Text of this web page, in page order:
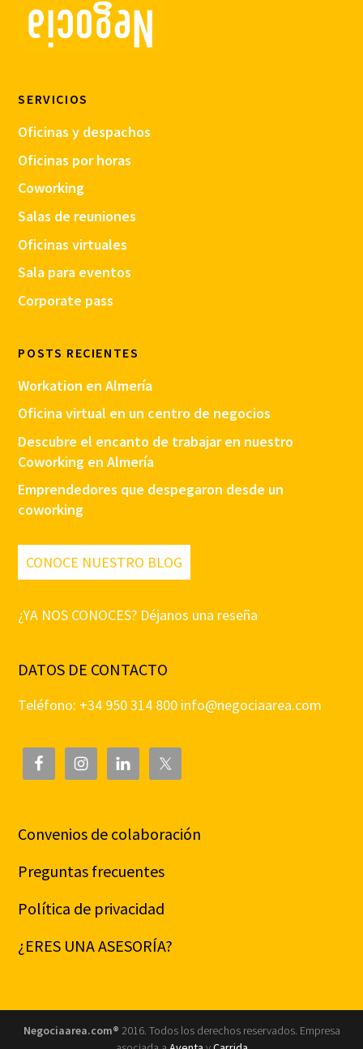
SERVICIOS
Oficinas y despachos
Oficinas por horas
Coworking
Salas de reuniones
Oficinas virtuales
Sala para eventos
Corporate pass
POSTS RECIENTES
Workation en Almería
Oficina virtual en un centro de negocios
Descubre el encanto de trabajar en nuestro
Coworking en Almería
Emprendedores que despegaron desde un
coworking
CONOCE NUESTRO BLOG
¿YA NOS CONOCES? Déjanos una reseña
DATOS DE CONTACTO
Teléfono: +34 950 314 800 info@negociaarea.com
Convenios de colaboración
Preguntas frecuentes
Política de privacidad
¿ERES UNA ASESORÍA?
Negociaarea.com® 2016. Todos los derechos reservados. Empresa